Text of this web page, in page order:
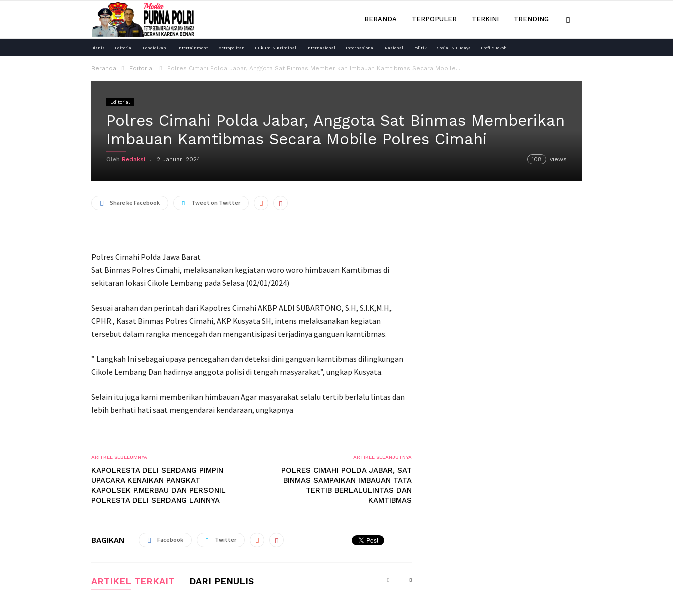
Purna
BERANDA TERPOPULER TERKINI TRENDING
Bisnis Editorial Pendidikan Entertainment Metropolitan Hukum & Kriminal Internasional Internasional Nasional Politik Sosial & Budaya Profile Tokoh
Beranda Editorial Polres Cimahi Polda Jabar, Anggota Sat Binmas Memberikan Imbauan Kamtibmas Secara Mobile...
Editorial
Polres Cimahi Polda Jabar, Anggota Sat Binmas Memberikan
Imbauan Kamtibmas Secara Mobile Polres Cimahi
Oleh Redaksi 2 Januari 2024 108 views
Share ke Facebook Tweet on Twitter
Polres Cimahi Polda Jawa Barat
Sat Binmas Polres Cimahi, melaksanakan kegiatan woro woro himbauan Kamtibmas di
sekitaran lokasi Cikole Lembang pada Selasa (02/01/2024)
Sesuai arahan dan perintah dari Kapolres Cimahi AKBP ALDI SUBARTONO, S.H, S.I.K,M.H,.
CPHR., Kasat Binmas Polres Cimahi, AKP Kusyata SH, intens melaksanakan kegiatan
tersebut dalam rangka mencegah dan mengantisipasi terjadinya ganguan kamtibmas.
” Langkah Ini sebagai upaya pencegahan dan deteksi dini ganguan kamtibmas dilingkungan
Cikole Lembang Dan hadirnya anggota polisi di tengah masyarakat”, ungkap Kusyata.
Selain itu juga kami memberikan himbauan Agar masyarakat selalu tertib berlalu lintas dan
lebih berhati hati saat mengendarai kendaraan, ungkapnya
ARITKEL SEBELUMNYA
KAPOLRESTA DELI SERDANG PIMPIN
UPACARA KENAIKAN PANGKAT
KAPOLSEK P.MERBAU DAN PERSONIL
POLRESTA DELI SERDANG LAINNYA
ARTIKEL SELANJUTNYA
POLRES CIMAHI POLDA JABAR, SAT
BINMAS SAMPAIKAN IMBAUAN TATA
TERTIB BERLALULINTAS DAN
KAMTIBMAS
BAGIKAN Facebook Twitter
ARTIKEL TERKAIT DARI PENULIS